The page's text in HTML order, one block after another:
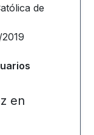
de
2019
en